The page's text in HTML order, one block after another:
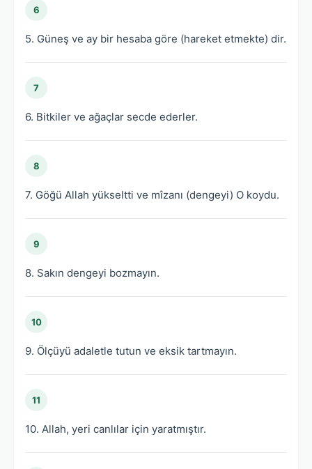
6
5. Güneş ve ay bir hesaba göre (hareket etmekte) dir.
7
6. Bitkiler ve ağaçlar secde ederler.
8
7. Göğü Allah yükseltti ve mîzanı (dengeyi) O koydu.
9
8. Sakın dengeyi bozmayın.
10
9. Ölçüyü adaletle tutun ve eksik tartmayın.
11
10. Allah, yeri canlılar için yaratmıştır.